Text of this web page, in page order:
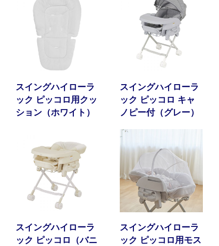
スイングハイローラ
ック ピッコロ用クッ
ション（ホワイト）
スイングハイローラ
ック ピッコロ キャ
ノピー付（グレー）
スイングハイローラ
ック ピッコロ（バニ
スイングハイローラ
ック ピッコロ用モス